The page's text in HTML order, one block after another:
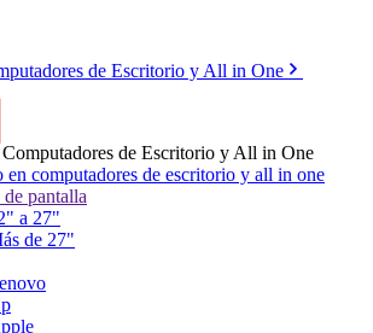
de Escritorio y All in One
Computadores de Escritorio y All in One
en computadores de escritorio y all in one
pantalla
a 27"
de 27"